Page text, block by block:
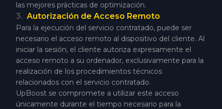
las mejores prácticas de optimización.
3. Autorización de Acceso Remoto
Para la ejecución del servicio contratado, puede ser
necesario el acceso remoto al dispositivo del cliente. Al
iniciar la sesión, el cliente autoriza expresamente el
acceso remoto a su ordenador, exclusivamente para la
realización de los procedimientos técnicos
relacionados con el servicio contratado.
UpBoost se compromete a utilizar este acceso
únicamente durante el tiempo necesario para la